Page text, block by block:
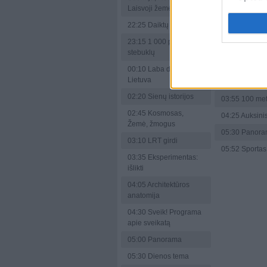
Laisvoji žemė. N-7.
22:25 Daiktų istorijos
23:15 1 000 pasaulio
stebuklų
00:10 Laba diena,
Lietuva
02:20 Sienų istorijos
02:45 Kosmosas,
Žemė, žmogus
03:10 LRT girdi
03:35 Eksperimentas:
išlikti
04:05 Architektūros
anatomija
04:30 Sveik! Programa
apie sveikatą
05:00 Panorama
05:30 Dienos tema
Lietuva
03:55 100
04:25
05:30
05:52